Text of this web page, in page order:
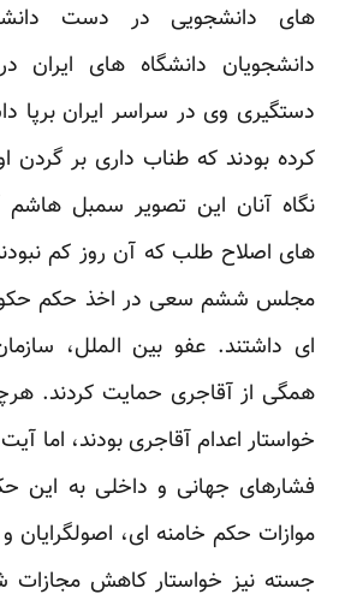
های دانشجویی در دست
دانشجویان ‏دانشگاه‌ های ایران
دستگیری وی در سراسر ایران برپا
کرده بودند که طناب ‏داری بر گردن
های اصلاح طلب که آن روز ‏کم
مجلس ششم سعی در اخذ حکم
ای داشتند. عفو بین الملل،
همگی از آقاجری حمایت کردند.
خواستار اعدام آقاجری بودند، اما
فشارهای جهانی و داخلی به این
موازات حکم خامنه ای، اصولگرایان
جسته نیز خواستار کاهش مجازات